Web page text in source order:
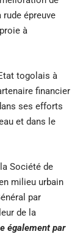
épreuve
à
togolais à
financier
ses efforts
et dans le
Société de
milieu urbain
par
de la
également par